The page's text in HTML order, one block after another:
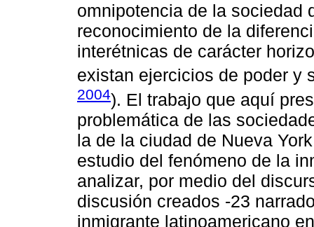
omnipotencia de la sociedad
reconocimiento de la
interétnicas de carácter
existan ejercicios de poder y
2004). El trabajo que aquí
problemática de las
la de la ciudad de Nueva
estudio del fenómeno de la
analizar, por medio del
discusión creados -23
inmigrante latinoamericano